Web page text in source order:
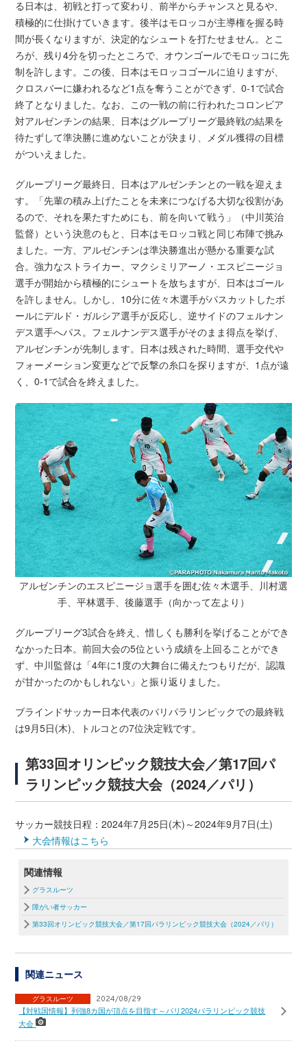
る日本は、初戦と打って変わり、前半からチャンスと見るや、
積極的に仕掛けていきます。後半はモロッコが主導権を握る時
間が長くなりますが、決定的なシュートを打たせません。とこ
ろが、残り4分を切ったところで、オウンゴールでモロッコに先
制を許します。この後、日本はモロッコゴールに迫りますが、
クロスバーに嫌われるなど1点を奪うことができず、0-1で試合
終了となりました。なお、この一戦の前に行われたコロンビア
対アルゼンチンの結果、日本はグループリーグ最終戦の結果を
待たずして準決勝に進めないことが決まり、メダル獲得の目標
がついえました。
グループリーグ最終日、日本はアルゼンチンとの一戦を迎えま
す。「先輩の積み上げたことを未来につなげる大切な役割があ
るので、それを果たすためにも、前を向いて戦う」（中川英治
監督）という決意のもと、日本はモロッコ戦と同じ布陣で挑み
ました。一方、アルゼンチンは準決勝進出が懸かる重要な試
合。強力なストライカー、マクシミリアーノ・エスピニージョ
選手が開始から積極的にシュートを放ちますが、日本はゴール
を許しません。しかし、10分に佐々木選手がパスカットしたボ
ールにデルド・ガルシア選手が反応し、逆サイドのフェルナン
デス選手へパス。フェルナンデス選手がそのまま得点を挙げ、
アルゼンチンが先制します。日本は残された時間、選手交代や
フォーメーション変更などで反撃の糸口を探りますが、1点が遠
く、0-1で試合を終えました。
アルゼンチンのエスピニージョ選手を囲む佐々木選手、川村選
手、平林選手、後藤選手（向かって左より）
グループリーグ3試合を終え、惜しくも勝利を挙げることができ
なかった日本。前回大会の5位という成績を上回ることができ
ず、中川監督は「4年に1度の大舞台に備えたつもりだが、認識
が甘かったのかもしれない」と振り返りました。
ブラインドサッカー日本代表のパリパラリンピックでの最終戦
は9月5日(木)、トルコとの7位決定戦です。
第33回オリンピック競技大会／第17回パ
ラリンピック競技大会（2024／パリ）
サッカー競技日程：2024年7月25日(木)～2024年9月7日(土)
大会情報はこちら
関連情報
グラスルーツ
障がい者サッカー
第33回オリンピック競技大会／第17回パラリンピック競技大会（2024／パリ）
関連ニュース
グラスルーツ 2024/08/29
【対戦国情報】列強8カ国が頂点を目指す～パリ2024パラリンピック競技
大会